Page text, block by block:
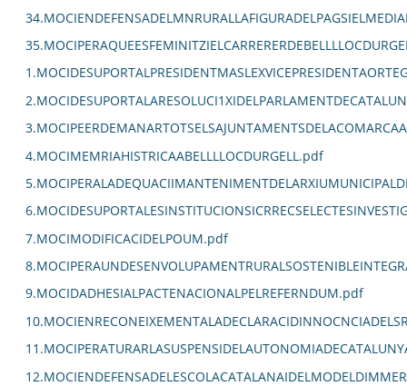
4.MOCIMEMRIAHISTRICAABELLLLOCDURGELL.pdf
7.MOCIMODIFICACIDELPOUM.pdf
9.MOCIDADHESIALPACTENACIONALPELREFERNDUM.pdf